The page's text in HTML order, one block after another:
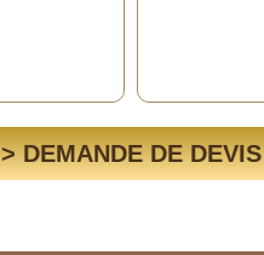
> DEMANDE DE DEVIS